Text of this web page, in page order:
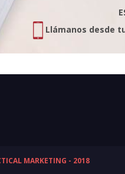
Llámanos desde
MARKETING - 2018